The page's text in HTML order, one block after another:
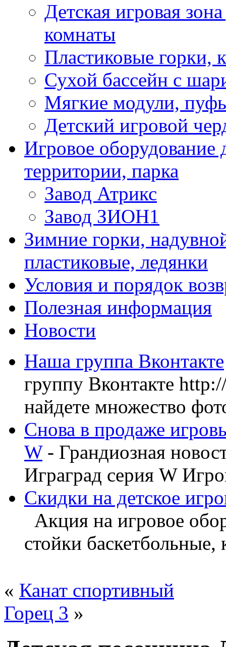
Детская игровая
комнаты
Пластиковые горки,
Сухой бассейн с
Мягкие модули,
Детский игровой
Игровое оборудование
территории, парка
Завод Атрикс
Завод ЗИОН1
Зимние горки,
пластиковые, ледянки
Условия и порядок
Полезная информация
Новости
Наша группа Вконтакте
группу Вконтакте
найдете множество
Снова в продаже
W- Грандиозная
Играград серия W
Скидки на детское
Акция на игровое
стойки баскетбольные,
« Канат спортивный
Горец 3 »